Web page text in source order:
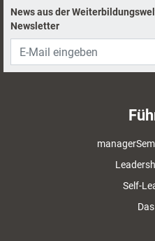
News aus der
Newsletter
Self-